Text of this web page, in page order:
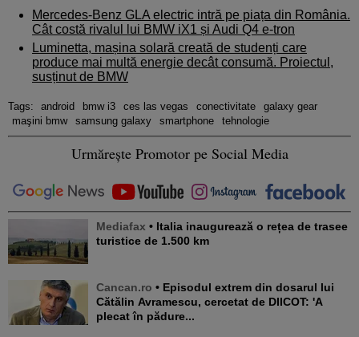
Mercedes-Benz GLA electric intră pe piața din România.
Cât costă rivalul lui BMW iX1 și Audi Q4 e-tron
Luminetta, mașina solară creată de studenți care
produce mai multă energie decât consumă. Proiectul,
susținut de BMW
Tags: android bmw i3 ces las vegas conectivitate
galaxy gear
maşini bmw
samsung galaxy smartphone tehnologie
Urmărește Promotor pe Social Media
Mediafax • Italia inaugurează o rețea de trasee
turistice de 1.500 km
Cancan.ro • Episodul extrem din dosarul lui
Cătălin Avramescu, cercetat de DIICOT: 'A
plecat în pădure...